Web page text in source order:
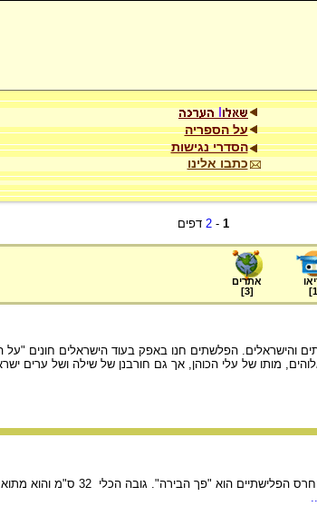
על הספריה
הסדרי נגישות
כתבו אלינו
1
-
2 דפים
1
]
אתרים
[
3
]
הפלשתים והישראלים. הפלשתים חנו באפק בעוד הישראלים חונים
מותו של עלי הכוהן, אך גם חורבנן של שילה ושל ערים
בתל עיטון בהר חברון, נתגלה אחד הכלים האופיניים ביותר לכלי החרס